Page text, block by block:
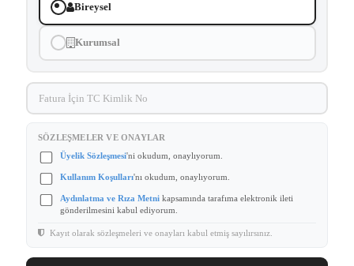
Bireysel
Kurumsal
SÖZLEŞMELER VE ONAYLAR
Üyelik Sözleşmesi'ni okudum, onaylıyorum.
Kullanım Koşulları'nı okudum, onaylıyorum.
Aydınlatma ve Rıza Metni kapsamında tarafıma elektronik ileti
gönderilmesini kabul ediyorum.
Kayıt olarak sözleşmeleri ve onayları kabul etmiş sayılırsınız.